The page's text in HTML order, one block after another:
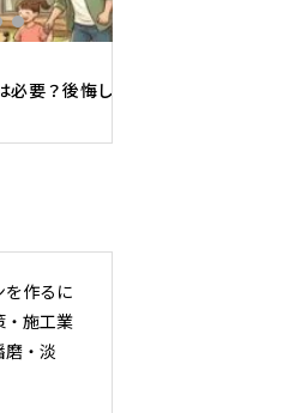
必要？後悔しないために知っておく
作るに
・施工業
磨・淡